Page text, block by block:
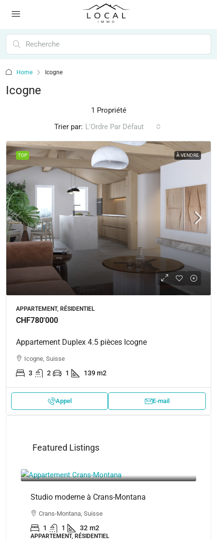
Home Icogne
Icogne
1 Propriété
Trier par: L'Ordre Par Défaut
TOP À VENDRE
APPARTEMENT, RÉSIDENTIEL
CHF780'000
Appartement Duplex 4.5 pièces Icogne
Icogne, Suisse
3 2 1 139 m2
Appel E-mail
Featured Listings
Studio moderne à Crans-Montana
Crans-Montana, Suisse
1 1 32 m2
APPARTEMENT, RÉSIDENTIEL